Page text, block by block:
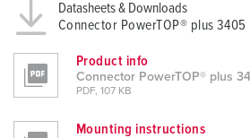
Datasheets & Downloads
Connector PowerTOP® plus 3405
Product info
Connector PowerTOP® plus
PDF, 107 KB
Mounting instructions